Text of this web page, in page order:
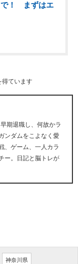
で！ まずはエ
ています
期退職し、何故かラ
ンダムをこよなく愛
、ゲーム、一人カラ
ー。日記と脳トレが
神奈川県